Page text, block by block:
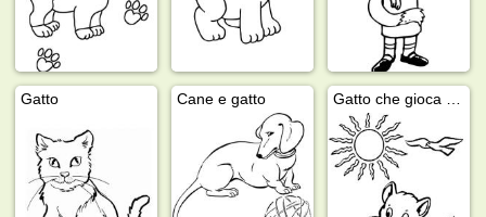
Gatto Cane e gatto